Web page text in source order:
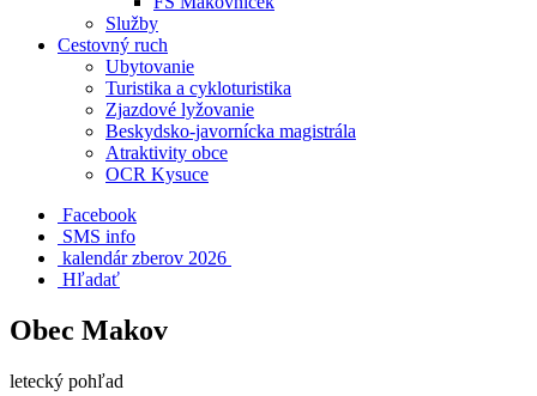
Služby
Cestovný ruch
Ubytovanie
Turistika a cykloturistika
Zjazdové lyžovanie
Beskydsko-javornícka magistrála
Atraktivity obce
OCR Kysuce
Facebook
SMS info
​ kalendár zberov 2026
Hľadať
Obec Makov
letecký pohľad